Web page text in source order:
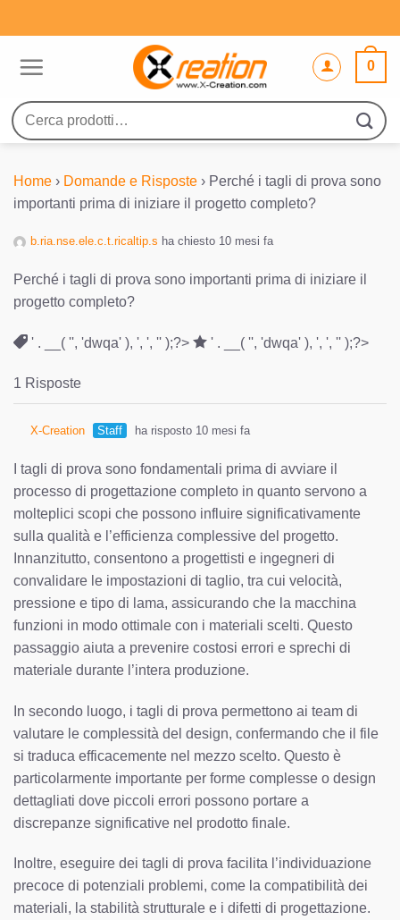
ai
0
Cerca:
Home › Domande e Risposte › Perché i tagli di prova sono
importanti prima di iniziare il progetto completo?
b.ria.nse.ele.c.t.ricaltip.s ha chiesto 10 mesi fa
Perché i tagli di prova sono importanti prima di iniziare il
progetto completo?
' . __( '', 'dwqa' ), ', ', '' );?> ' . __( '', 'dwqa' ), ', ', '' );?>
1 Risposte
X-Creation Staff ha risposto 10 mesi fa
I tagli di prova sono fondamentali prima di avviare il
processo di progettazione completo in quanto servono a
molteplici scopi che possono influire significativamente
sulla qualità e l’efficienza complessive del progetto.
Innanzitutto, consentono a progettisti e ingegneri di
convalidare le impostazioni di taglio, tra cui velocità,
pressione e tipo di lama, assicurando che la macchina
funzioni in modo ottimale con i materiali scelti. Questo
passaggio aiuta a prevenire costosi errori e sprechi di
materiale durante l’intera produzione.
In secondo luogo, i tagli di prova permettono ai team di
valutare le complessità del design, confermando che il file
si traduca efficacemente nel mezzo scelto. Questo è
particolarmente importante per forme complesse o design
dettagliati dove piccoli errori possono portare a
discrepanze significative nel prodotto finale.
Inoltre, eseguire dei tagli di prova facilita l’individuazione
precoce di potenziali problemi, come la compatibilità dei
materiali, la stabilità strutturale e i difetti di progettazione.